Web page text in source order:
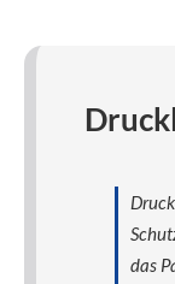
das